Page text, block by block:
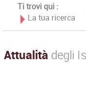
Ti trovi qui :
La tua ricerca
Attualità degli